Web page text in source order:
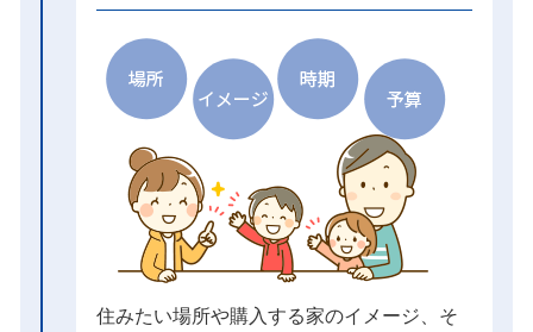
住みたい場所や購入する家のイメージ、そ